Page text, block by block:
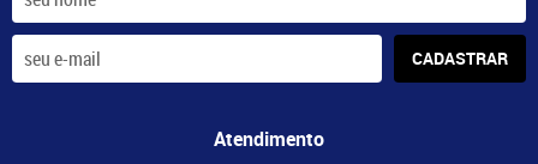
CADASTRAR
Atendimento